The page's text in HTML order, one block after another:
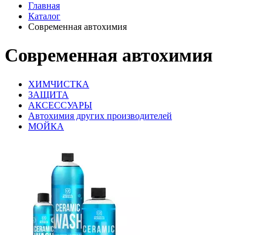
Главная
Каталог
Современная автохимия
Современная автохимия
ХИМЧИСТКА
ЗАЩИТА
АКСЕССУАРЫ
Автохимия других производителей
МОЙКА